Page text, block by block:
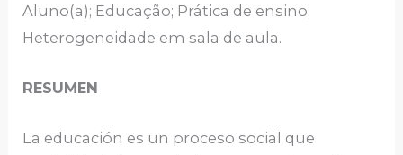
Aluno(a); Educação; Prática de ensino;
Heterogeneidade em sala de aula.
RESUMEN
La educación es un proceso social que